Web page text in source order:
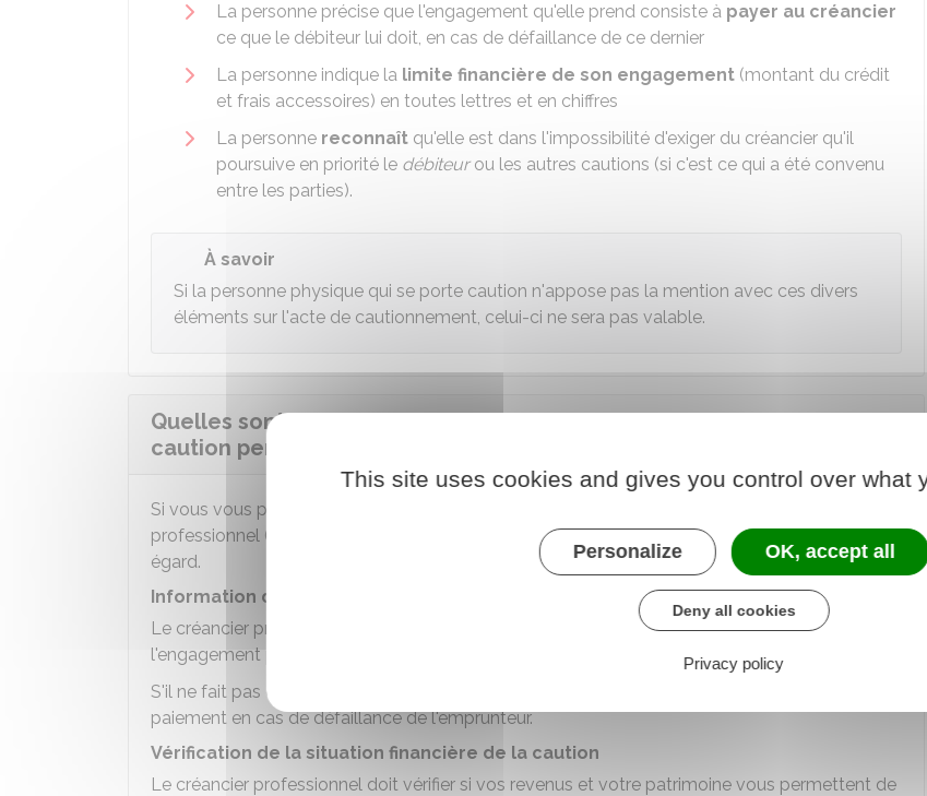
La personne précise que l'engagement qu'elle prend consiste à payer au créancier
ce que le débiteur lui doit, en cas de défaillance de ce dernier
La personne indique la limite financière de son engagement (montant du crédit
et frais accessoires) en toutes lettres et en chiffres
La personne reconnaît qu'elle est dans l'impossibilité d'exiger du créancier qu'il
poursuive en priorité le débiteurou les autres cautions (si c'est ce qui a été convenu
entre les parties).
À savoir
Si la personne physique qui se porte caution n'appose pas la mention avec ces divers
éléments sur l'acte de cautionnement, celui-ci ne sera pas valable.
Quelles sont les obligations du créancier professionnel vis-à-vis de la
caution personne physique d'un crédit à la consommation ?
Si vous vous portez caution pour un proche qui fait un prêt à la consommation auprès d'un
professionnel (banque, établissement financier), le professionnel a des obligations à votre
égard.
Information de la caution sur la situation du débiteur
Le créancier professionnel a l'obligation de vous mettre en garde s'il constate que
l'engagement pris par votre proche qui fait le prêt dépasse ses capacités financières.
S'il ne fait pas cette mise en garde, le créancier professionnel ne pourra pas vous réclamer le
paiement en cas de défaillance de l'emprunteur.
Vérification de la situation financière de la caution
Le créancier professionnel doit vérifier si vos revenus et votre patrimoine vous permettent de
This site uses cookies and gives you control over what
Personalize OK, accept all
Deny all cookies
Privacy policy